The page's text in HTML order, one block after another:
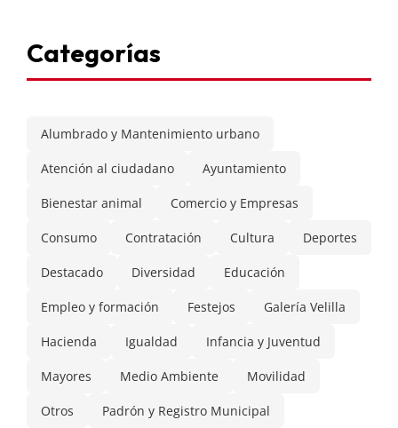
Categorías
Alumbrado y Mantenimiento urbano
Atención al ciudadano Ayuntamiento
Bienestar animal Comercio y Empresas
Consumo Contratación Cultura Deportes
Destacado Diversidad Educación
Empleo y formación Festejos Galería Velilla
Hacienda Igualdad Infancia y Juventud
Mayores Medio Ambiente Movilidad
Otros Padrón y Registro Municipal